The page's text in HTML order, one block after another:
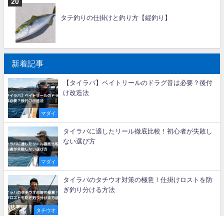
タテ釣りの仕掛けと釣り方【縦釣り】
新着記事
マダイ
【タイラバ】ベイトリールのドラグ音は必要？後付
け改造法
マダイ
タイラバに適したリール徹底比較！初心者が失敗し
ない選び方
タチウオ
タイラバのタチウオ対策の極意！仕掛けロストを防
ぎ釣り分ける方法